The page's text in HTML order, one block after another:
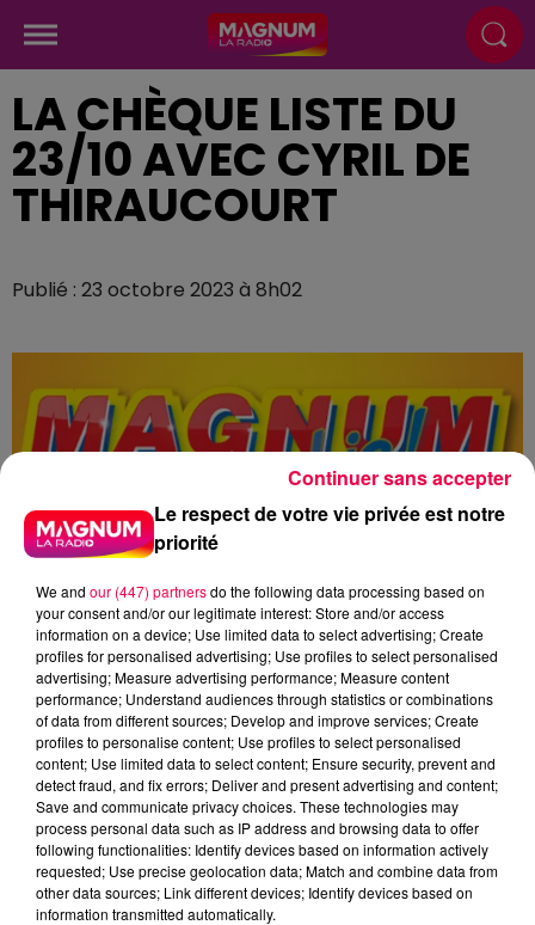
LA CHÈQUE LISTE DU
23/10 AVEC CYRIL DE
THIRAUCOURT
Publié : 23 octobre 2023 à 8h02
Flash infos
Crédit :Flash infos
Le respect de votre vie privée est notre
priorité
We and our (447) partnersdo the following data processing based on
your consent and/or our legitimate interest: Store and/or access
information on a device; Use limited data to select advertising; Create
profiles for personalised advertising; Use profiles to select personalised
advertising; Measure advertising performance; Measure content
performance; Understand audiences through statistics or combinations
of data from different sources; Develop and improve services; Create
profiles to personalise content; Use profiles to select personalised
content; Use limited data to select content; Ensure security, prevent and
detect fraud, and fix errors; Deliver and present advertising and content;
Save and communicate privacy choices. These technologies may
process personal data such as IP address and browsing data to offer
following functionalities: Identify devices based on information actively
requested; Use precise geolocation data; Match and combine data from
other data sources; Link different devices; Identify devices based on
information transmitted automatically.
Continuer sans accepter